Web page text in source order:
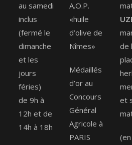
au samedi
inclus
(fermé le
dimanche
et les
jours
féries)
de 9h à
12h et de
14h à 18h
A.O.P.
«huile
d’olive de
Nîmes»
Médaillés
d’or au
Concours
Général
Agricole à
PARIS
de
et
(en